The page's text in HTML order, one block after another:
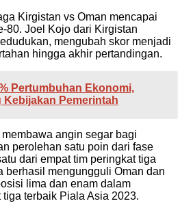
Kirgistan vs Oman mencapai
80. Joel Kojo dari Kirgistan
mengubah skor menjadi
hingga akhir pertandingan.
Pertumbuhan Ekonomi,
Pemerintah
angin segar bagi
perolehan satu poin dari fase
dari empat tim peringkat tiga
berhasil mengungguli Oman dan
lima dan enam dalam
terbaik Piala Asia 2023.